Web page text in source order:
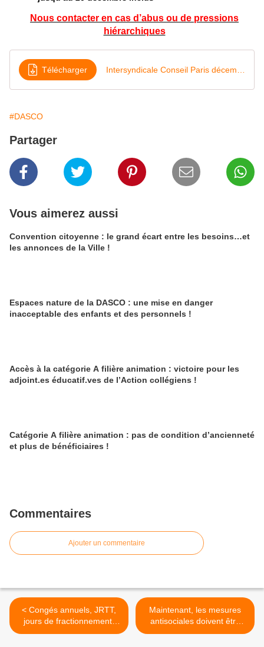
Nous contacter en cas d’abus ou de pressions
hiérarchiques
Télécharger
#DASCO
Partager
Vous aimerez aussi
Convention citoyenne : le grand écart entre les besoins…et
les annonces de la Ville !
Espaces nature de la DASCO : une mise en danger
inacceptable des enfants et des personnels !
Accès à la catégorie A filière animation : victoire pour les
adjoint.es éducatif.ves de l’Action collégiens !
Catégorie A filière animation : pas de condition d’ancienneté
et plus de bénéficiaires !
Commentaires
Ajouter un commentaire
< Congés annuels, JRTT,
jours de fractionnement,
CET, don de jours : le
Maintenant, les mesures
antisociales doivent être
retirées ! Rendez-vous le